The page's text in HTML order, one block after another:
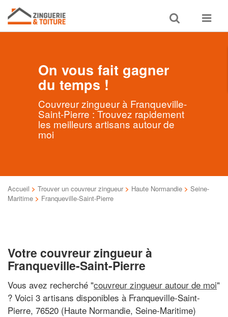
Toggle
search
Toggle
On vous fait gagner
du temps !
Couvreur zingueur à Franqueville-
Saint-Pierre : Trouvez rapidement
les meilleurs artisans autour de
moi
Accueil > Trouver un couvreur zingueur > Haute Normandie > Seine-
Maritime > Franqueville-Saint-Pierre
Votre couvreur zingueur à
Franqueville-Saint-Pierre
Vous avez recherché "couvreur zingueur autour de moi"
? Voici 3 artisans disponibles à Franqueville-Saint-
Pierre, 76520 (Haute Normandie, Seine-Maritime)